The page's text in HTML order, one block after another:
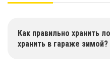
Как правильно хранить
хранить в гараже зимой?